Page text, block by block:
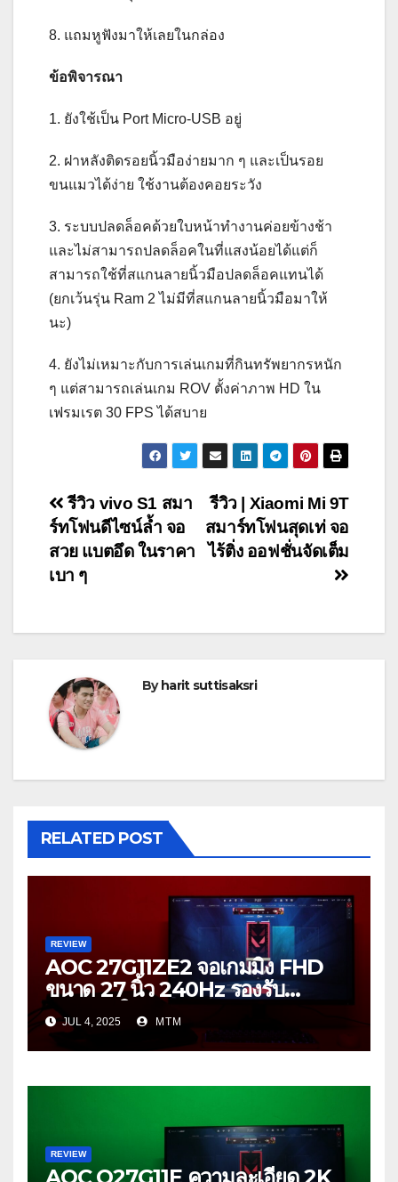
8. แถมหูฟังมาให้เลยในกล่อง
ข้อพิจารณา
1. ยังใช้เป็น Port Micro-USB อยู่
2. ฝาหลังติดรอยนิ้วมือง่ายมาก ๆ และเป็นรอย
ขนแมวได้ง่าย ใช้งานต้องคอยระวัง
3. ระบบปลดล็อคด้วยใบหน้าทำงานค่อยข้างช้า
และไม่สามารถปลดล็อคในที่แสงน้อยได้แต่ก็
สามารถใช้ที่สแกนลายนิ้วมือปลดล็อคแทนได้
(ยกเว้นรุ่น Ram 2 ไม่มีที่สแกนลายนิ้วมือมาให้
นะ)
4. ยังไม่เหมาะกับการเล่นเกมที่กินทรัพยากรหนัก
ๆ แต่สามารถเล่นเกม ROV ตั้งค่าภาพ HD ใน
เฟรมเรต 30 FPS ได้สบาย
Post
navigation
รีวิว | Xiaomi Mi 9T
สมาร์ทโฟนสุดเท่ จอ
ไร้ติ่ง ออฟชั่นจัดเต็ม
รีวิว vivo S1 สมา
ร์ทโฟนดีไซน์ล้ำ จอ
สวย แบตอึด ในราคา
เบา ๆ
Byharit suttisaksri
RELATED POST
REVIEW
AOC 27G11ZE2 จอเกมมิ่ง FHD
ขนาด 27 นิ้ว 240Hz รองรับ
HDR10 ในงบ 4,900 บาท
JUL 4, 2025 MTM
REVIEW